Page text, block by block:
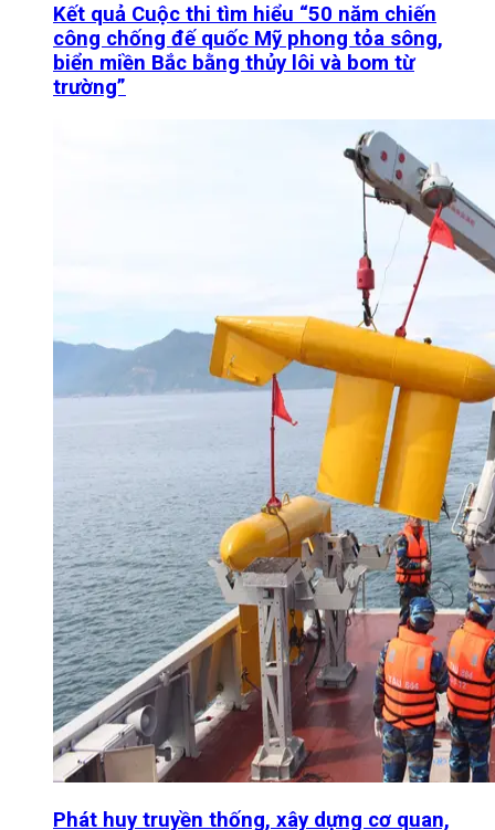
Kết quả Cuộc thi tìm hiểu “50 năm chiến
công chống đế quốc Mỹ phong tỏa sông,
biển miền Bắc bằng thủy lôi và bom từ
trường”
Phát huy truyền thống, xây dựng cơ quan,